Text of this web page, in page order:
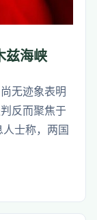
兹海峡
无迹象表明
反而聚焦于
士称，两国